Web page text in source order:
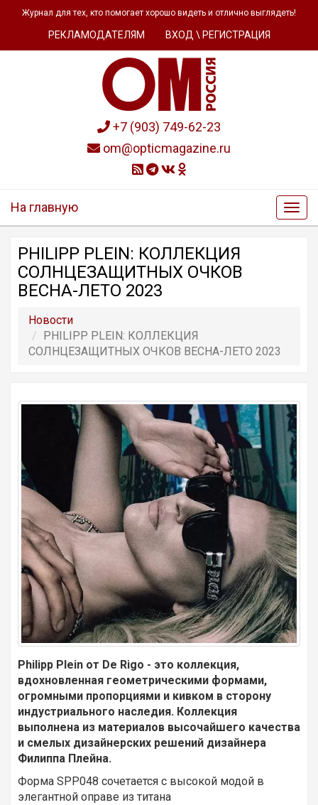
Журнал для тех, кто помогает хорошо видеть и отлично выглядеть!
РЕКЛАМОДАТЕЛЯМ ВХОД \ РЕГИСТРАЦИЯ
+7 (903) 749-62-23
om@opticmagazine.ru
На главную
PHILIPP PLEIN: КОЛЛЕКЦИЯ
СОЛНЦЕЗАЩИТНЫХ ОЧКОВ
ВЕСНА-ЛЕТО 2023
Новости
PHILIPP PLEIN: КОЛЛЕКЦИЯ
СОЛНЦЕЗАЩИТНЫХ ОЧКОВ ВЕСНА-ЛЕТО 2023
Philipp Plein от De Rigo - это коллекция,
вдохновленная геометрическими формами,
огромными пропорциями и кивком в сторону
индустриального наследия. Коллекция
выполнена из материалов высочайшего качества
и смелых дизайнерских решений дизайнера
Филиппа Плейна.
Форма SPP048 сочетается с высокой модой в
элегантной оправе из титана